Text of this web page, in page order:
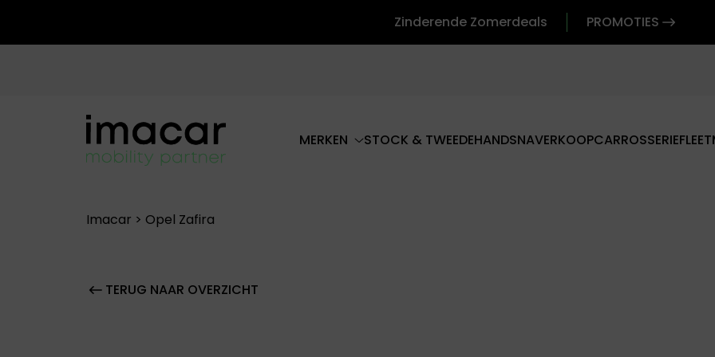
Zinderende Zomerdeals PROMOTIES
MERKEN STOCK & TWEEDEHANDSNAVERKOOPCARROSSERIEFLEET
Imacar > Opel Zafira
TERUG NAAR OVERZICHT